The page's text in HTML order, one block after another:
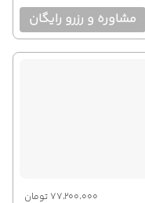
مشاوره و رزرو رایگان
۷۷٬۲۰۰٬۰۰۰ تومان